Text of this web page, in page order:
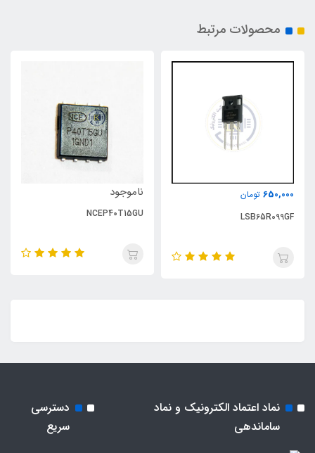
محصولات مرتبط
650,000 تومان
LSB65R099GF
ناموجود
NCEP40T15GU
نماد اعتماد الکترونیک و نماد
ساماندهی
دسترسی
سریع